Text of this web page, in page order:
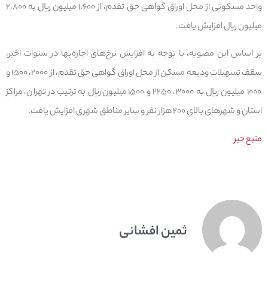
واحد مسکونی از محل اوراق گواهی حق تقدم، از ۱،۶۰۰ میلیون ریال به ۲،۸۰۰
میلیون ریال افزایش یافت.
بر اساس این مصوبه، با توجه به افزایش نرخ‌های اجاره‌بها در سنوات اخیر،
سقف تسهیلات ودیعه مسکن از محل اوراق گواهی حق تقدم، از ۲۰۰۰، ۱۵۰۰ و
۱۰۰۰ میلیون ریال به ۳۰۰۰، ۲۲۵۰ و ۱۵۰۰ میلیون ریال به ترتیب در تهران، مراکز
استان و شهرهای بالای ۲۰۰ هزار نفر و سایر مناطق شهری افزایش یافت.
منبع خبر
ثمین افشانی